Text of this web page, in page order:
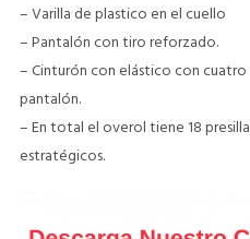
– Varilla de plastico en el cuello
– Pantalón con tiro reforzado.
– Cinturón con elástico con cuatro
pantalón.
– En total el overol tiene 18
estratégicos.